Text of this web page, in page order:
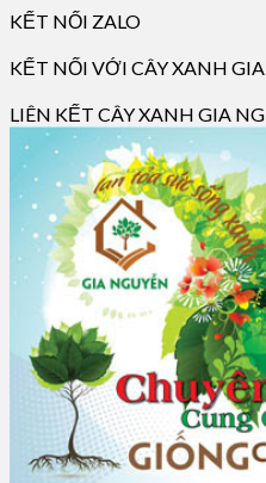
KẾT NỐI ZALO
KẾT NỐI VỚI CÂY XANH
LIÊN KẾT CÂY XANH GIA